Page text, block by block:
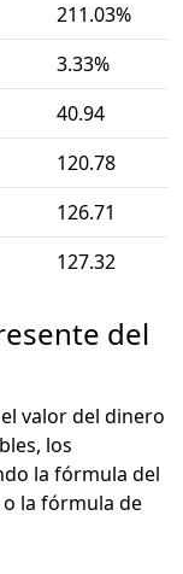
211.03%
3.33%
40.94
120.78
126.71
127.32
del
valor del dinero
los
la fórmula del
o la fórmula de